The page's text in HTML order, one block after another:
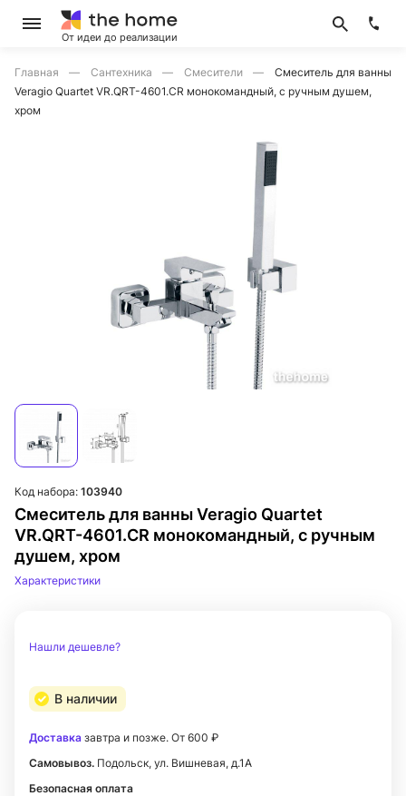
От идеи до реализации
Главная Сантехника Смесители
Смеситель для ванны
Veragio Quartet VR.QRT-4601.CR монокомандный, с ручным душем,
хром
Смеситель для ванны Veragio Quartet
VR.QRT-4601.CR монокомандный, с ручным
душем, хром
Код набора: 103940
Характеристики
Нашли дешевле?
В наличии
Доставка завтра и позже. От 600 ₽
Самовывоз. Подольск, ул. Вишневая, д.1А
Безопасная оплата